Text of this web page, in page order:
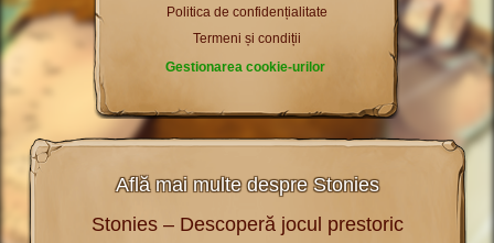
Politica de confidențialitate
Termeni și condiții
Gestionarea cookie-urilor
Află mai multe despre Stonies
cu Stonies – Descoperă jocul prestoric